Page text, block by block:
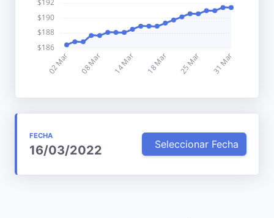
FECHA
16/03/2022 Seleccionar Fecha